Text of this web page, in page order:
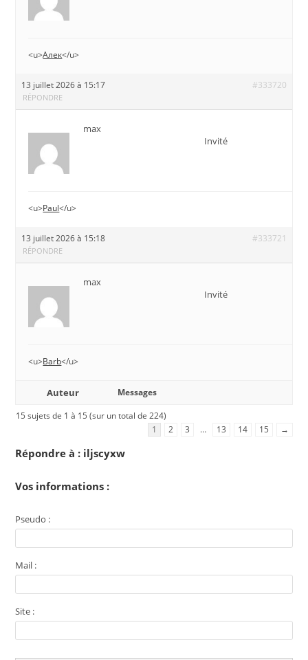
<u>Алек</u>
13 juillet 2026 à 15:17 #333720
RÉPONDRE
max
Invité
<u>Paul</u>
13 juillet 2026 à 15:18 #333721
RÉPONDRE
max
Invité
<u>Barb</u>
Auteur
Messages
15 sujets de 1 à 15 (sur un total de 224)
1
2 3 … 13 14 15 →
Répondre à : iljscyxw
Vos informations :
Pseudo :
Mail :
Site :